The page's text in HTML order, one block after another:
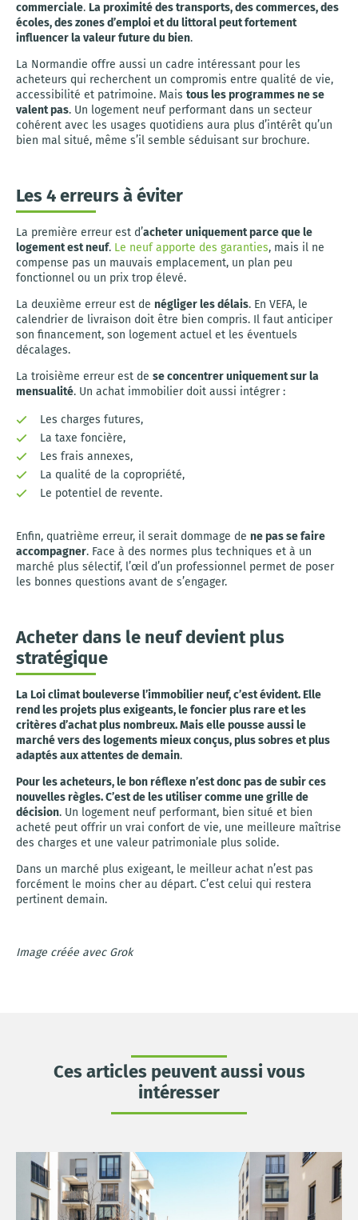
commerciale. La proximité des transports, des commerces, des
écoles, des zones d’emploi et du littoral peut fortement
influencer la valeur future du bien.
La Normandie offre aussi un cadre intéressant pour les
acheteurs qui recherchent un compromis entre qualité de vie,
accessibilité et patrimoine. Mais tous les programmes ne se
valent pas. Un logement neuf performant dans un secteur
cohérent avec les usages quotidiens aura plus d’intérêt qu’un
bien mal situé, même s’il semble séduisant sur brochure.
Les 4 erreurs à éviter
La première erreur est d’acheter uniquement parce que le
logement est neuf. Le neuf apporte des garanties, mais il ne
compense pas un mauvais emplacement, un plan peu
fonctionnel ou un prix trop élevé.
La deuxième erreur est de négliger les délais. En VEFA, le
calendrier de livraison doit être bien compris. Il faut anticiper
son financement, son logement actuel et les éventuels
décalages.
La troisième erreur est de se concentrer uniquement sur la
mensualité. Un achat immobilier doit aussi intégrer :
Les charges futures,
La taxe foncière,
Les frais annexes,
La qualité de la copropriété,
Le potentiel de revente.
Enfin, quatrième erreur, il serait dommage de ne pas se faire
accompagner. Face à des normes plus techniques et à un
marché plus sélectif, l’œil d’un professionnel permet de poser
les bonnes questions avant de s’engager.
Acheter dans le neuf devient plus
stratégique
La Loi climat bouleverse l’immobilier neuf, c’est évident. Elle
rend les projets plus exigeants, le foncier plus rare et les
critères d’achat plus nombreux. Mais elle pousse aussi le
marché vers des logements mieux conçus, plus sobres et plus
adaptés aux attentes de demain.
Pour les acheteurs, le bon réflexe n’est donc pas de subir ces
nouvelles règles. C’est de les utiliser comme une grille de
décision. Un logement neuf performant, bien situé et bien
acheté peut offrir un vrai confort de vie, une meilleure maîtrise
des charges et une valeur patrimoniale plus solide.
Dans un marché plus exigeant, le meilleur achat n’est pas
forcément le moins cher au départ. C’est celui qui restera
pertinent demain.
Image créée avec Grok
Ces articles peuvent aussi vous
intéresser